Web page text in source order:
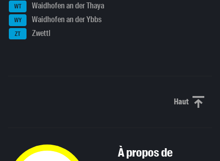
WT Waidhofen an der Thaya
WY Waidhofen an der Ybbs
ZT Zwettl
HautHaut de
À propos de